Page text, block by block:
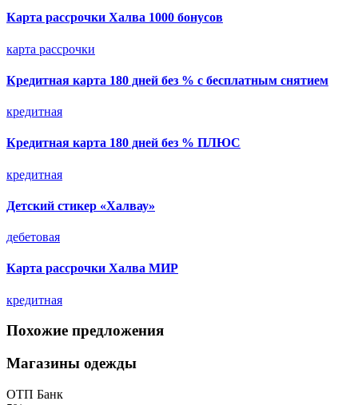
Карта рассрочки Халва 1000 бонусов
карта рассрочки
Кредитная карта 180 дней без % с бесплатным снятием
кредитная
Кредитная карта 180 дней без % ПЛЮС
кредитная
Детский стикер «Халвау»
дебетовая
Карта рассрочки Халва МИР
кредитная
Похожие предложения
Магазины одежды
ОТП Банк